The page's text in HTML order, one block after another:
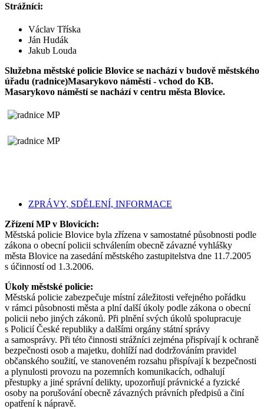
Strážníci:
Václav Tříska
Ján Hudák
Jakub Louda
Služebna městské policie Blovice se nachází v budově městského
úřadu (radnice)Masarykovo náměstí - vchod do KB.
Masarykovo náměstí se nachází v centru města Blovice.
ZPRÁVY, SDĚLENÍ, INFORMACE
Zřízení MP v Blovicích:
Městská policie Blovice byla zřízena v samostatné působnosti podle
zákona o obecní policii schválením obecně závazné vyhlášky
města Blovice na zasedání městského zastupitelstva dne 11.7.2005
s účinností od 1.3.2006.
Úkoly městské policie:
Městská policie zabezpečuje místní záležitosti veřejného pořádku
v rámci působnosti města a plní další úkoly podle zákona o obecní
policii nebo jiných zákonů. Při plnění svých úkolů spolupracuje
s Policií České republiky a dalšími orgány státní správy
a samosprávy. Při této činnosti strážníci zejména přispívají k ochraně
bezpečnosti osob a majetku, dohlíží nad dodržováním pravidel
občanského soužití, ve stanoveném rozsahu přispívají k bezpečnosti
a plynulosti provozu na pozemních komunikacích, odhalují
přestupky a jiné správní delikty, upozorňují právnické a fyzické
osoby na porušování obecně závazných právních předpisů a činí
opatření k nápravě.